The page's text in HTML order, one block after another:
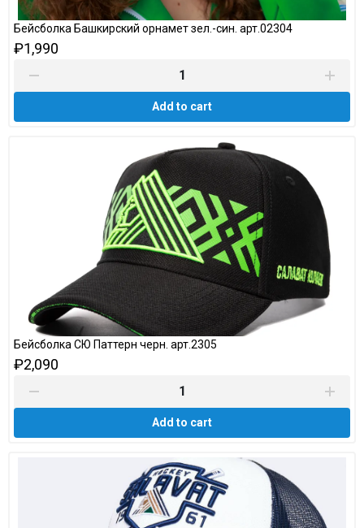
Бейсболка Башкирский орнамет зел.-син. арт.02304
₽1,990
Add to cart
Бейсболка СЮ Паттерн черн. арт.2305
₽2,090
Add to cart